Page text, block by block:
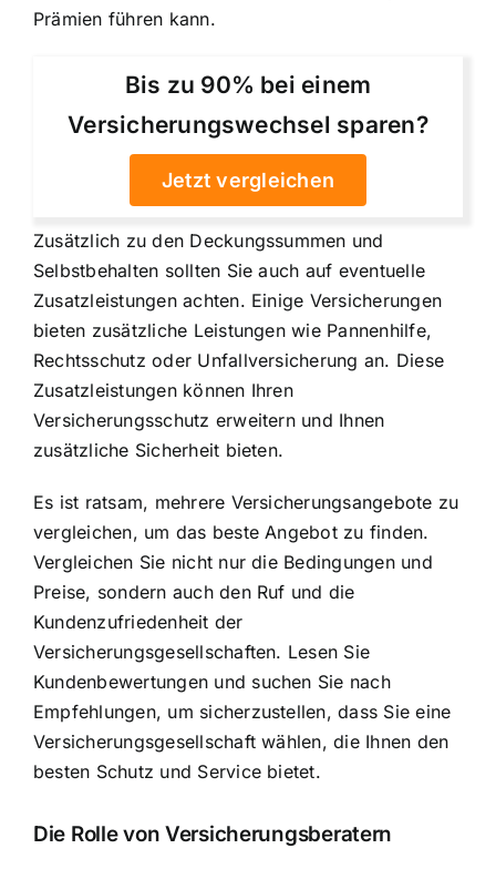
Prämien führen kann.
Bis zu 90% bei einem
Versicherungswechsel sparen?
Jetzt vergleichen
Zusätzlich zu den Deckungssummen und
Selbstbehalten sollten Sie auch auf eventuelle
Zusatzleistungen achten. Einige Versicherungen
bieten zusätzliche Leistungen wie Pannenhilfe,
Rechtsschutz oder Unfallversicherung an. Diese
Zusatzleistungen können Ihren
Versicherungsschutz erweitern und Ihnen
zusätzliche Sicherheit bieten.
Es ist ratsam, mehrere Versicherungsangebote zu
vergleichen, um das beste Angebot zu finden.
Vergleichen Sie nicht nur die Bedingungen und
Preise, sondern auch den Ruf und die
Kundenzufriedenheit der
Versicherungsgesellschaften. Lesen Sie
Kundenbewertungen und suchen Sie nach
Empfehlungen, um sicherzustellen, dass Sie eine
Versicherungsgesellschaft wählen, die Ihnen den
besten Schutz und Service bietet.
Die Rolle von Versicherungsberatern